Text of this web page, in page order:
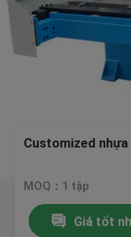
Customized nhựa
MOQ：1 tập
Giá tốt